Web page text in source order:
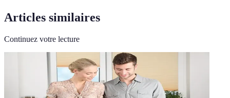
Articles similaires
Continuez votre lecture